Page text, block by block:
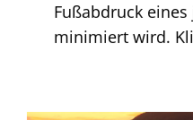
Fußabdruck
minimiert wird.